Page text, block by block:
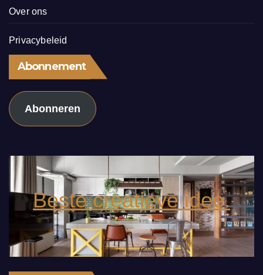
Over ons
Privacybeleid
Abonnement
Abonneren
Beste creatieve idee.